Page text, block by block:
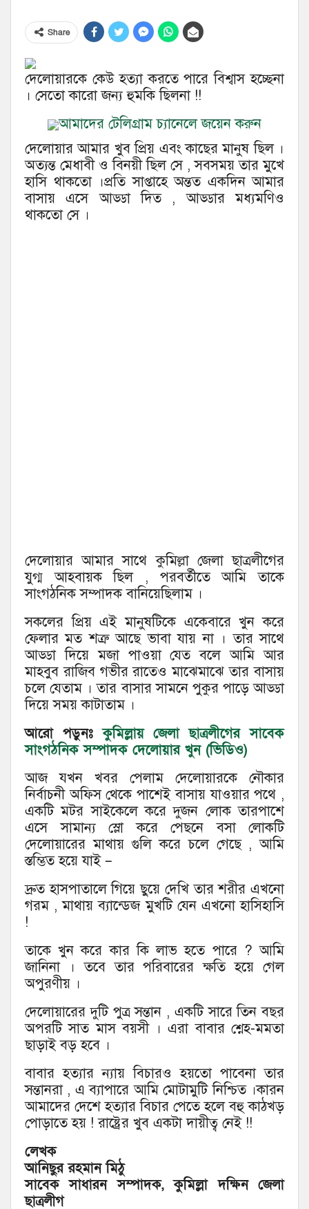
Share
দেলোয়ারকে কেউ হত্যা করতে পারে বিশ্বাস হচ্ছেনা
। সেতো কারো জন্য হুমকি ছিলনা !!
আমাদের টেলিগ্রাম চ্যানেলে জয়েন করুন
দেলোয়ার আমার খুব প্রিয় এবং কাছের মানুষ ছিল ।
অত্যন্ত মেধাবী ও বিনয়ী ছিল সে , সবসময় তার মুখে
হাসি থাকতো ।প্রতি সাপ্তাহে অন্তত একদিন আমার
বাসায় এসে আড্ডা দিত , আড্ডার মধ্যমণিও
থাকতো সে ।
দেলোয়ার আমার সাথে কুমিল্লা জেলা ছাত্রলীগের
যুগ্ম আহবায়ক ছিল , পরবর্তীতে আমি তাকে
সাংগঠনিক সম্পাদক বানিয়েছিলাম ।
সকলের প্রিয় এই মানুষটিকে একেবারে খুন করে
ফেলার মত শত্রু আছে ভাবা যায় না । তার সাথে
আড্ডা দিয়ে মজা পাওয়া যেত বলে আমি আর
মাহবুব রাজিব গভীর রাতেও মাঝেমাঝে তার বাসায়
চলে যেতাম । তার বাসার সামনে পুকুর পাড়ে আড্ডা
দিয়ে সময় কাটাতাম ।
আরো পড়ুনঃকুমিল্লায় জেলা ছাত্রলীগের সাবেক
সাংগঠনিক সম্পাদক দেলোয়ার খুন (ভিডিও)
আজ যখন খবর পেলাম দেলোয়ারকে নৌকার
নির্বাচনী অফিস থেকে পাশেই বাসায় যাওয়ার পথে ,
একটি মটর সাইকেলে করে দুজন লোক তারপাশে
এসে সামান্য স্লো করে পেছনে বসা লোকটি
দেলোয়ারের মাথায় গুলি করে চলে গেছে , আমি
স্তম্ভিত হয়ে যাই –
দ্রুত হাসপাতালে গিয়ে ছুয়ে দেখি তার শরীর এখনো
গরম , মাথায় ব্যান্ডেজ মুখটি যেন এখনো হাসিহাসি
!
তাকে খুন করে কার কি লাভ হতে পারে ? আমি
জানিনা । তবে তার পরিবারের ক্ষতি হয়ে গেল
অপুরণীয় ।
দেলোয়ারের দুটি পুত্র সন্তান , একটি সারে তিন বছর
অপরটি সাত মাস বয়সী । এরা বাবার শ্নেহ-মমতা
ছাড়াই বড় হবে ।
বাবার হত্যার ন্যায় বিচারও হয়তো পাবেনা তার
সন্তানরা , এ ব্যাপারে আমি মোটামুটি নিশ্চিত ।কারন
আমাদের দেশে হত্যার বিচার পেতে হলে বহু কাঠখড়
পোড়াতে হয় ! রাষ্ট্রের খুব একটা দায়ীত্ব নেই !!
লেখক
আনিছুর রহমান মিঠু
সাবেক সাধারন সম্পাদক, কুমিল্লা দক্ষিন জেলা
ছাত্রলীগ